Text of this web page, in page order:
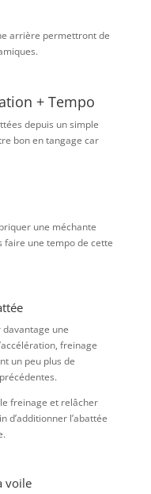
arrière permettront de
+ Tempo
depuis un simple
bon en tangage car
une méchante
faire une tempo de cette
une
freinage
un peu plus de
freinage et relâcher
d’additionner l’abattée
voile